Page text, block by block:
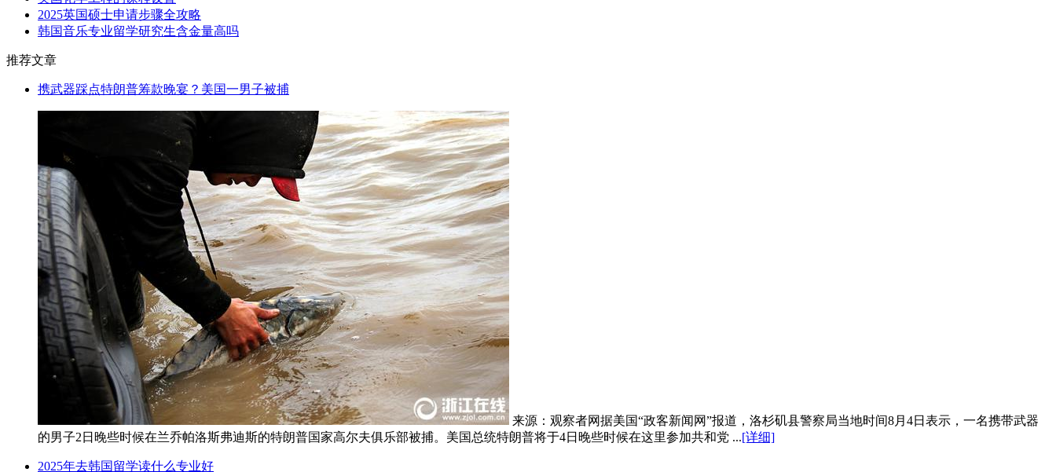
2025英国硕士申请步骤全攻略
韩国音乐专业留学研究生含金量高吗
推荐文章
携武器踩点特朗普筹款晚宴？美国一男子被捕
来源：观察者网据美国“政客新闻网”报道，洛杉矶县警察局当地时间8月4日表示，一名携带武器
的男子2日晚些时候在兰乔帕洛斯弗迪斯的特朗普国家高尔夫俱乐部被捕。美国总统特朗普将于4日晚些时候在这里参加共和党 ...[详细]
2025年去韩国留学读什么专业好